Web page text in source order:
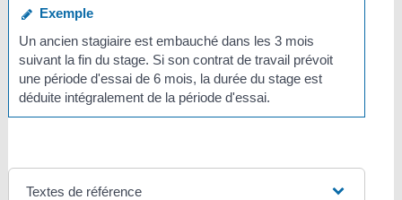
Exemple
Un ancien stagiaire est embauché dans les 3 mois
suivant la fin du stage. Si son contrat de travail prévoit
une période d'essai de 6 mois, la durée du stage est
déduite intégralement de la période d'essai.
Textes de référence